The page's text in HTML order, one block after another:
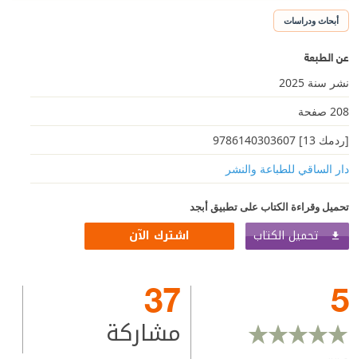
أبحاث ودراسات
عن الطبعة
نشر سنة 2025
208 صفحة
[ردمك 13] 9786140303607
دار الساقي للطباعة والنشر
تحميل وقراءة الكتاب على تطبيق أبجد
تحميل الكتاب اشترك الآن
5
37
مشاركة